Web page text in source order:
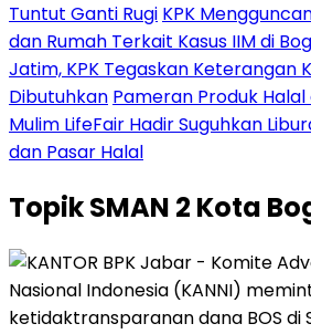
Tuntut Ganti Rugi KPK
dan Rumah Terkait Kasus IIM di
Jatim, KPK Tegaskan Keterangan
Dibutuhkan Pameran Produk Halal
Mulim LifeFair Hadir Suguhkan
dan Pasar Halal
TopikSMAN 2 Kota